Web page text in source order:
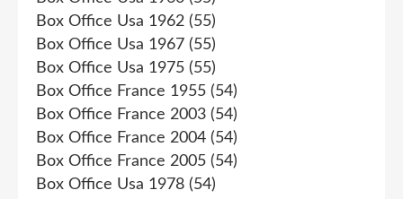
Box Office Usa 1962 (55)
Box Office Usa 1967 (55)
Box Office Usa 1975 (55)
Box Office France 1955 (54)
Box Office France 2003 (54)
Box Office France 2004 (54)
Box Office France 2005 (54)
Box Office Usa 1978 (54)